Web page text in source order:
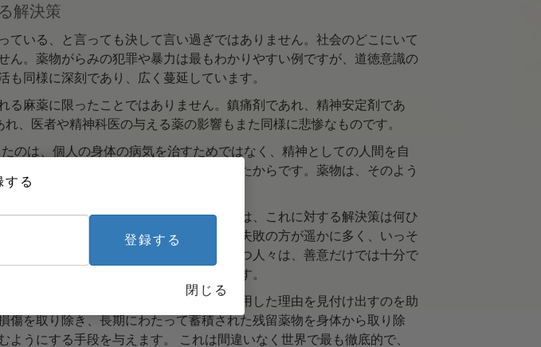
結婚
危険な環境に対する解決策
ターゲットとゴール
解決策
ている、と言っても決して言い過ぎではありません。社会のどこにいて
ん。薬物がらみの犯罪や暴力は最もわかりやすい例ですが、道徳意識の
も同様に深刻であり、広く蔓延しています。
る麻薬に限ったことではありません。鎮痛剤であれ、精神安定剤であ
、医者や精神科医の与える薬の影響もまた同様に悲惨なものです。
のは、個人の身体の病気を治すためではなく、精神としての人間を自
きあらゆる障害を処理する上で必要だったからです。薬物は、そのよう
テーション・プログラムを開発するまでは、これに対する解決策は何ひ
影響を受けたプログラムは、成功よりも失敗の方が遥かに多く、いっそ
ものもありました。より多くの善意を持つ人々は、善意だけでは十分で
には効果のある技術が欠けていたからです。
術を提供します。そもそも人が薬物を使用した理由を見付け出すのを助
傷を取り除き、長期にわたって蓄積された残留薬物を身体から取り除
ようにする手段を与えます。 これは間違いなく世界で最も徹底的で、
する
登録する
閉じる